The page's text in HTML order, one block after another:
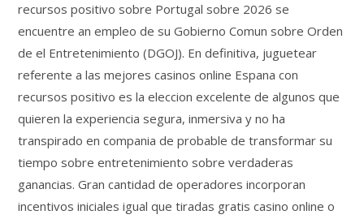
recursos positivo sobre Portugal sobre 2026 se
encuentre an empleo de su Gobierno Comun sobre Orden
de el Entretenimiento (DGOJ). En definitiva, juguetear
referente a las mejores casinos online Espana con
recursos positivo es la eleccion excelente de algunos que
quieren la experiencia segura, inmersiva y no ha
transpirado en compania de probable de transformar su
tiempo sobre entretenimiento sobre verdaderas
ganancias. Gran cantidad de operadores incorporan
incentivos iniciales igual que tiradas gratis casino online o